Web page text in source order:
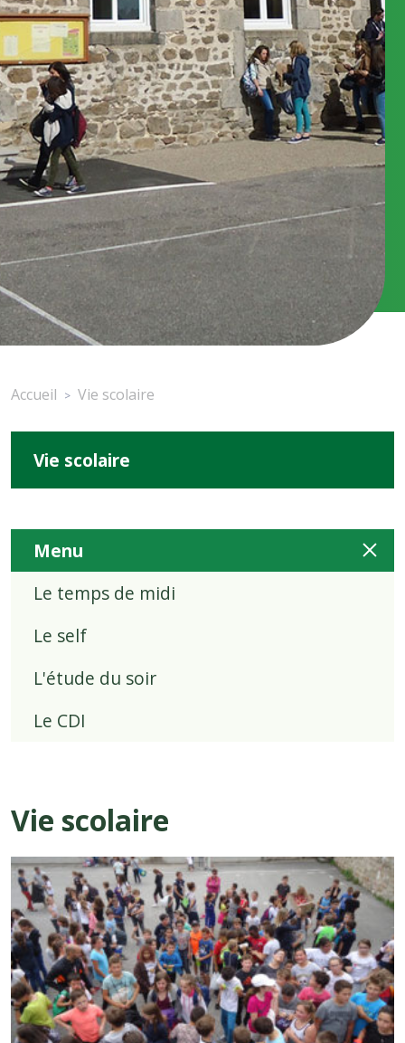
Accueil > Vie scolaire
Vie scolaire
Menu
Le temps de midi
Le self
L'étude du soir
Le CDI
Vie scolaire